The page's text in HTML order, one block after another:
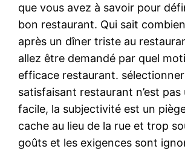
que vous avez à savoir pour
bon restaurant. Qui sait
après un dîner triste au
allez être demandé par quel
efficace restaurant.
satisfaisant restaurant n’est pas
facile, la subjectivité est un
cache au lieu de la rue et trop
goûts et les exigences sont